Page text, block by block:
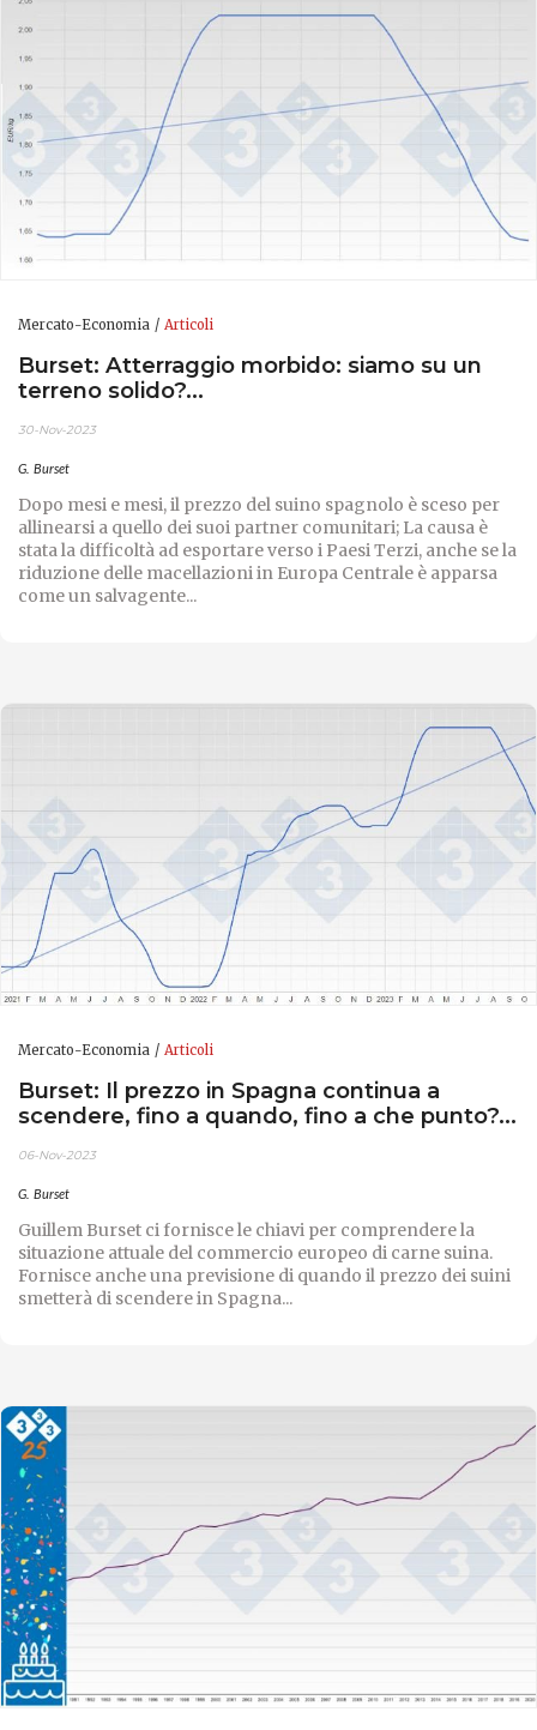
Mercato-Economia Articoli
Burset: Atterraggio morbido: siamo su un
terreno solido?...
30-Nov-2023
G. Burset
Dopo mesi e mesi, il prezzo del suino spagnolo è sceso per
allinearsi a quello dei suoi partner comunitari; La causa è
stata la difficoltà ad esportare verso i Paesi Terzi, anche se la
riduzione delle macellazioni in Europa Centrale è apparsa
come un salvagente...
Mercato-Economia Articoli
Burset: Il prezzo in Spagna continua a
scendere, fino a quando, fino a che punto?...
06-Nov-2023
G. Burset
Guillem Burset ci fornisce le chiavi per comprendere la
situazione attuale del commercio europeo di carne suina.
Fornisce anche una previsione di quando il prezzo dei suini
smetterà di scendere in Spagna...